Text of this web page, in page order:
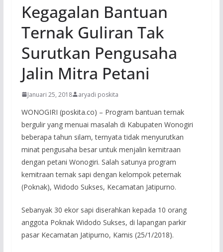
Kegagalan Bantuan
Ternak Guliran Tak
Surutkan Pengusaha
Jalin Mitra Petani
Januari 25, 2018 aryadi poskita
WONOGIRI (poskita.co) – Program bantuan ternak
bergulir yang menuai masalah di Kabupaten Wonogiri
beberapa tahun silam, ternyata tidak menyurutkan
minat pengusaha besar untuk menjalin kemitraan
dengan petani Wonogiri. Salah satunya program
kemitraan ternak sapi dengan kelompok peternak
(Poknak), Widodo Sukses, Kecamatan Jatipurno.
Sebanyak 30 ekor sapi diserahkan kepada 10 orang
anggota Poknak Widodo Sukses, di lapangan parkir
pasar Kecamatan Jatipurno, Kamis (25/1/2018).